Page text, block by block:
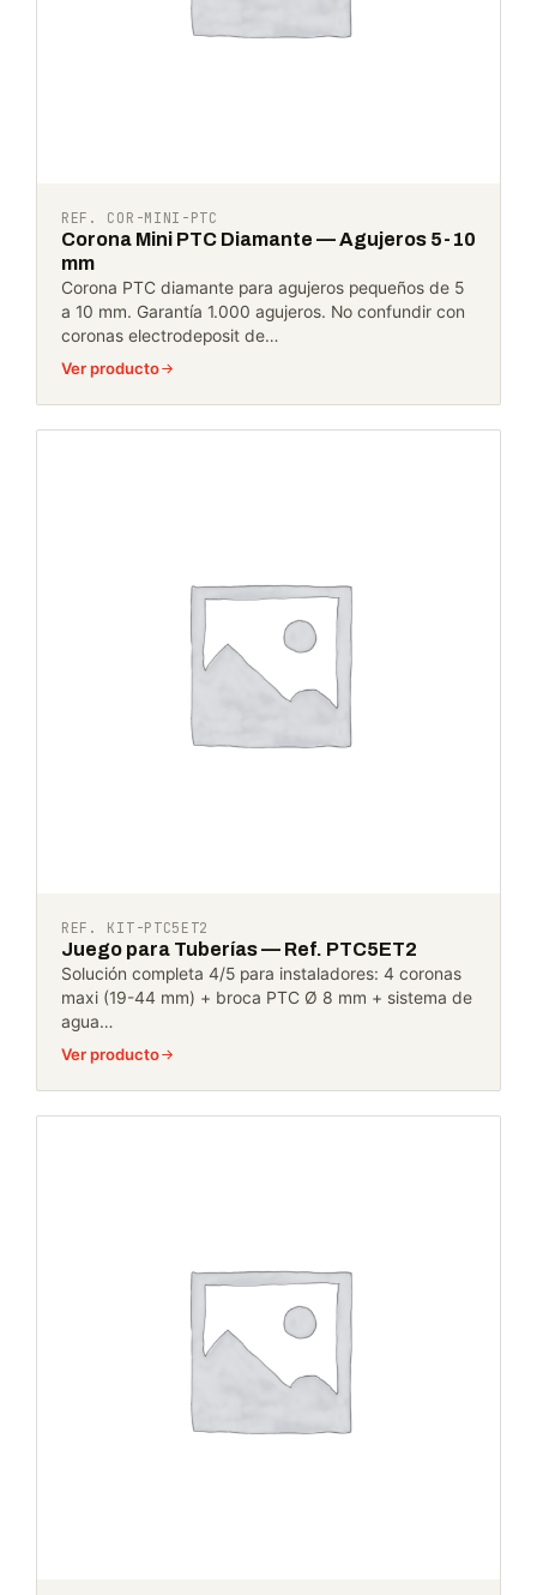
REF. COR-MINI-PTC
Corona Mini PTC Diamante — Agujeros 5-10
mm
Corona PTC diamante para agujeros pequeños de 5
a 10 mm. Garantía 1.000 agujeros. No confundir con
coronas electrodeposit de…
Ver producto
REF. KIT-PTC5ET2
Juego para Tuberías — Ref. PTC5ET2
Solución completa 4/5 para instaladores: 4 coronas
maxi (19-44 mm) + broca PTC Ø 8 mm + sistema de
agua…
Ver producto